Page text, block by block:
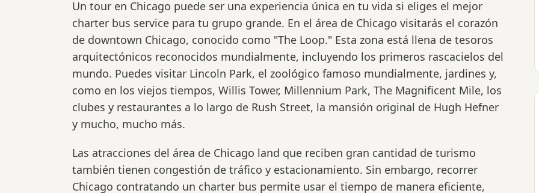
Un tour en Chicago puede ser una experiencia única en tu vida si eliges el mejor
charter bus service para tu grupo grande. En el área de Chicago visitarás el corazón
de downtown Chicago, conocido como "The Loop." Esta zona está llena de tesoros
arquitectónicos reconocidos mundialmente, incluyendo los primeros rascacielos del
mundo. Puedes visitar Lincoln Park, el zoológico famoso mundialmente, jardines y,
como en los viejos tiempos, Willis Tower, Millennium Park, The Magnificent Mile, los
clubes y restaurantes a lo largo de Rush Street, la mansión original de Hugh Hefner
y mucho, mucho más.
Las atracciones del área de Chicago land que reciben gran cantidad de turismo
también tienen congestión de tráfico y estacionamiento. Sin embargo, recorrer
Chicago contratando un charter bus permite usar el tiempo de manera eficiente,